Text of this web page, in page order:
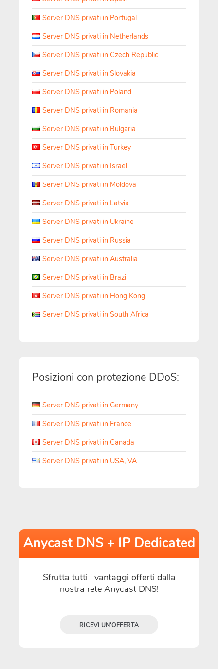
Server DNS privati in Portugal
Server DNS privati in Netherlands
Server DNS privati in Czech Republic
Server DNS privati in Slovakia
Server DNS privati in Poland
Server DNS privati in Romania
Server DNS privati in Bulgaria
Server DNS privati in Turkey
Server DNS privati in Israel
Server DNS privati in Moldova
Server DNS privati in Latvia
Server DNS privati in Ukraine
Server DNS privati in Russia
Server DNS privati in Australia
Server DNS privati in Brazil
Server DNS privati in Hong Kong
Server DNS privati in South Africa
Posizioni con protezione DDoS:
Server DNS privati in Germany
Server DNS privati in France
Server DNS privati in Canada
Server DNS privati in USA, VA
Anycast DNS + IP Dedicated
Sfrutta tutti i vantaggi offerti dalla
nostra rete Anycast DNS!
RICEVI UN'OFFERTA